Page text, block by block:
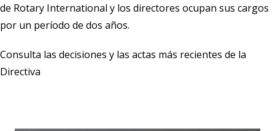
de Rotary International y los directores ocupan sus cargos
por un período de dos años.
Consulta las decisiones y las actas más recientes de la
Directiva